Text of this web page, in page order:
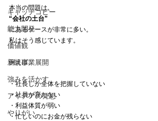
キャッチコピー
能力開発
価値観
新規事業展開
強みを活かす
アイデアの発想
やりがい
本当の問題は、
“会社の土台”
にあるケースが非常に多い。
私はそう感じています。
例えば、
・社長しか全体を把握していない
・社員が育たない
・利益体質が弱い
・忙しいのにお金が残らない